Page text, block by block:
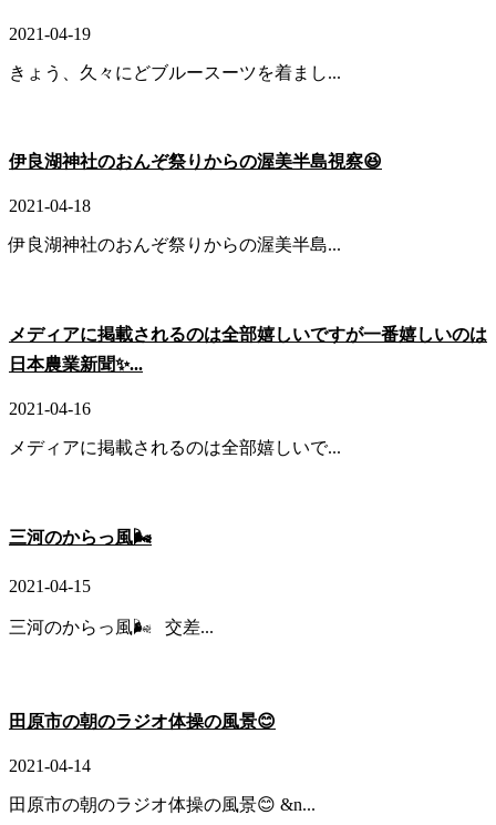
2021-04-19
きょう、久々にどブルースーツを着まし...
伊良湖神社のおんぞ祭りからの渥美半島視察😆
2021-04-18
伊良湖神社のおんぞ祭りからの渥美半島...
メディアに掲載されるのは全部嬉しいですが一番嬉しいのは
日本農業新聞✨...
2021-04-16
メディアに掲載されるのは全部嬉しいで...
三河のからっ風🌬
2021-04-15
三河のからっ風🌬 交差...
田原市の朝のラジオ体操の風景😊
2021-04-14
田原市の朝のラジオ体操の風景😊 &n...